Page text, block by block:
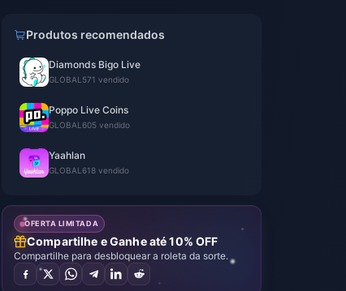
Produtos recomendados
Diamonds Bigo Live
GLOBAL 571 vendido
Poppo Live Coins
GLOBAL 605 vendido
Yaahlan
GLOBAL 618 vendido
OFERTA LIMITADA
Compartilhe e Ganhe até 10% OFF
Compartilhe para desbloquear a roleta da sorte.